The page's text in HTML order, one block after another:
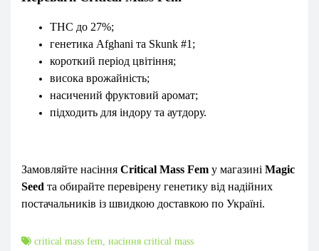
THC до 27%;
генетика Afghani та Skunk #1;
короткий період цвітіння;
висока врожайність;
насичений фруктовий аромат;
підходить для індору та аутдору.
Замовляйте насіння Critical Mass Fem у магазині Magic
Seed та обирайте перевірену генетику від надійних
постачальників із швидкою доставкою по Україні.
critical mass fem, насіння critical mass